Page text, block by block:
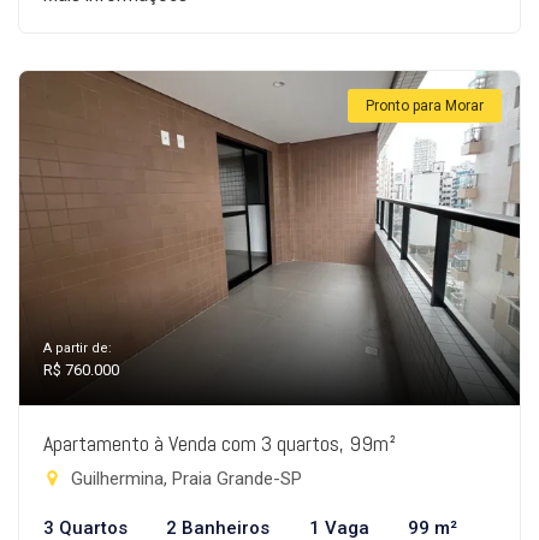
Pronto para Morar
A partir de:
R$ 760.000
Apartamento à Venda com 3 quartos, 99m²
Guilhermina, Praia Grande-SP
3 Quartos 2 Banheiros 1 Vaga 99 m²